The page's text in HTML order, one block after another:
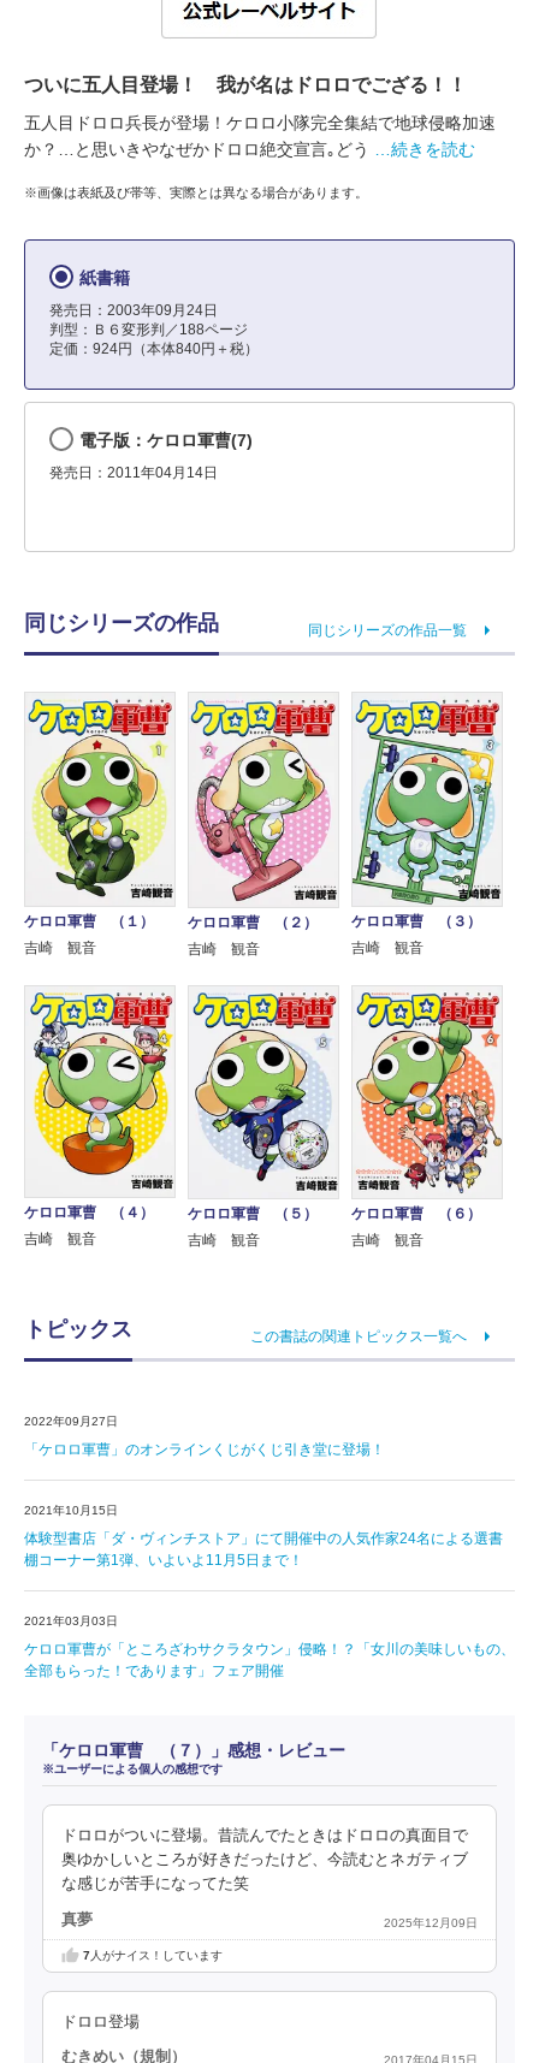
ついに五人目登場！ 我が名はドロロでござる！！
五人目ドロロ兵長が登場！ケロロ小隊完全集結で地球侵略加速
か？…と思いきやなぜかドロロ絶交宣言｡どう
…続きを読む
※画像は表紙及び帯等、実際とは異なる場合があります。
紙書籍
発売日：2003年09月24日
判型：Ｂ６変形判／188ページ
定価：924円（本体840円＋税）
電子版：ケロロ軍曹(7)
発売日：2011年04月14日
同じシリーズの作品 同じシリーズの作品一覧
ケロロ軍曹 （１）
吉崎 観音
ケロロ軍曹 （２）
吉崎 観音
ケロロ軍曹 （３）
吉崎 観音
ケロロ軍曹 （４）
吉崎 観音
ケロロ軍曹 （５）
吉崎 観音
ケロロ軍曹 （６）
吉崎 観音
トピックス この書誌の関連トピックス一覧へ
2022年09月27日
「ケロロ軍曹」のオンラインくじがくじ引き堂に登場！
2021年10月15日
体験型書店「ダ・ヴィンチストア」にて開催中の人気作家24名による選書
棚コーナー第1弾、いよいよ11月5日まで！
2021年03月03日
ケロロ軍曹が「ところざわサクラタウン」侵略！？「女川の美味しいもの、
全部もらった！であります」フェア開催
「ケロロ軍曹 （７）」感想・レビュー
※ユーザーによる個人の感想です
ドロロがついに登場。昔読んでたときはドロロの真面目で
奥ゆかしいところが好きだったけど、今読むとネガティブ
な感じが苦手になってた笑
真夢 2025年12月09日
7人がナイス！しています
ドロロ登場
むきめい（規制） 2017年04月15日